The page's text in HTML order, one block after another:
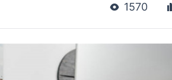
1570